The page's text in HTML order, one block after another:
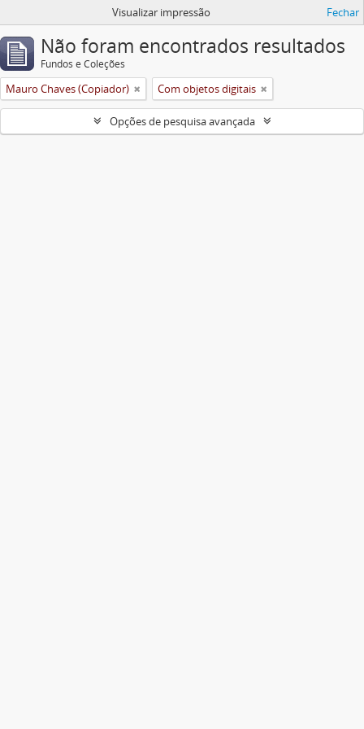
Visualizar impressão Fechar
Não foram encontrados resultados
Fundos e Coleções
Mauro Chaves (Copiador) Com objetos digitais
Opções de pesquisa avançada